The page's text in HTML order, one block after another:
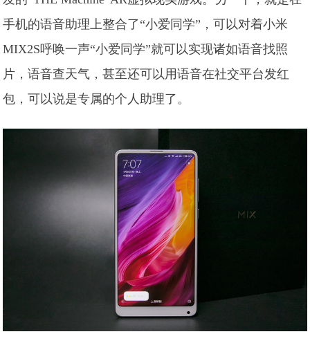
手机的语音助理上整合了“小爱同学”，可以对着小米
MIX2S呼唤一声“小爱同学”就可以实现诸如语音找照
片，语音查天气，甚至还可以用语音在社交平台发红
包，可以说是专属的个人助理了。